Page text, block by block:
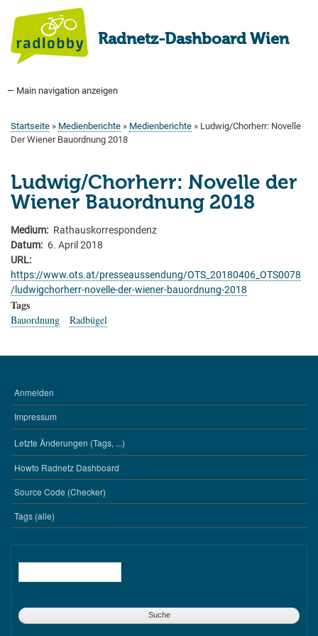
Inhalt
Radnetz-Dashboard Wien
Main
— Main navigation anzeigen
Startseite
Bauprogramm
Aktuell Geplant
Weitere Bauprojekte
Hauptradverkehrsnetz
Bezirke
Medienberichte
Tags
Über uns
Pfadnavigation
Startseite Medienberichte Medienberichte
Ludwig/Chorherr: Novelle
Der Wiener Bauordnung 2018
Ludwig/Chorherr: Novelle der
Wiener Bauordnung 2018
Medium
Rathauskorrespondenz
Datum
6. April 2018
URL
https://www.ots.at/presseaussendung/OTS_20180406_OTS0078
/ludwigchorherr-novelle-der-wiener-bauordnung-2018
Tags
Bauordnung Radbügel
BENUTZERMENÜ
Anmelden
Impressum
WERKZEUGE
Letzte Änderungen (Tags, ...)
Howto Radnetz Dashboard
Source Code (Checker)
Tags (alle)
Suche